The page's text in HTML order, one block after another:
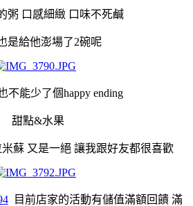
粥 口感細緻 口味不死鹹
是給他澎場了2碗呢
不能少了個happy ending
甜點&水果
蘇 又是一絕 讓我跟好友都很喜歡
目前店家的活動有儲值滿額回饋 滿